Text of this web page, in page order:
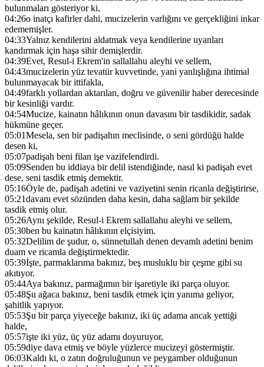
bulunmaları gösteriyor ki,
04:26o inatçı kafirler dahi, mucizelerin varlığını ve gerçekliğini inkar
edememişler.
04:33Yalnız kendilerini aldatmak veya kendilerine uyanları
kandırmak için haşa sihir demişlerdir.
04:39Evet, Resul-i Ekrem'in sallallahu aleyhi ve sellem,
04:43mucizelerin yüz tevatür kuvvetinde, yani yanlışlığına ihtimal
bulunmayacak bir ittifakla,
04:49farklı yollardan aktarılan, doğru ve güvenilir haber derecesinde
bir kesinliği vardır.
04:54Mucize, kainatın hâlıkının onun davasını bir tasdikidir, sadak
hükmüne geçer.
05:01Mesela, sen bir padişahın meclisinde, o seni gördüğü halde
desen ki,
05:07padişah beni filan işe vazifelendirdi.
05:09Senden bu iddiaya bir delil istendiğinde, nasıl ki padişah evet
dese, seni tasdik etmiş demektir.
05:16Öyle de, padişah adetini ve vaziyetini senin ricanla değiştirirse,
05:21davanı evet sözünden daha kesin, daha sağlam bir şekilde
tasdik etmiş olur.
05:26Aynı şekilde, Resul-i Ekrem sallallahu aleyhi ve sellem,
05:30ben bu kainatın hâlıkının elçisiyim.
05:32Delilim de şudur, o, sünnetullah denen devamlı adetini benim
duam ve ricamla değiştirmektedir.
05:39İşte, parmaklarıma bakınız, beş musluklu bir çeşme gibi su
akıtıyor.
05:44Aya bakınız, parmağımın bir işaretiyle iki parça oluyor.
05:48Şu ağaca bakınız, beni tasdik etmek için yanıma geliyor,
şahitlik yapıyor.
05:53Şu bir parça yiyeceğe bakınız, iki üç adama ancak yettiği
halde,
05:57işte iki yüz, üç yüz adamı doyuruyor,
05:59diye dava etmiş ve böyle yüzlerce mucizeyi göstermiştir.
06:03Kaldı ki, o zatın doğruluğunun ve peygamber olduğunun